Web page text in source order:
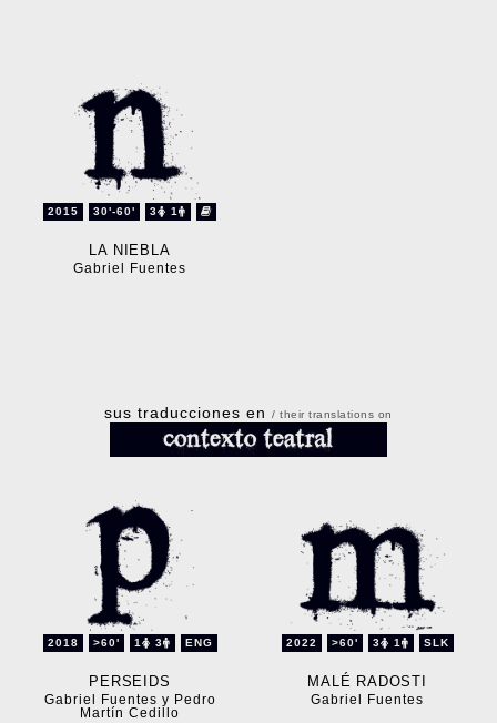
2015 30'-60' 3 1
LA NIEBLA
Gabriel Fuentes
sus traducciones en/ their translations on
2018 >60' 1 3 ENG
PERSEIDS
Gabriel Fuentes y Pedro
Martín Cedillo
2022 >60' 3 1 SLK
MALÉ RADOSTI
Gabriel Fuentes